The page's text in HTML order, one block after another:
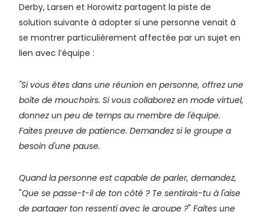
Derby, Larsen et Horowitz partagent la piste de
solution suivante à adopter si une personne venait à
se montrer particulièrement affectée par un sujet en
lien avec l’équipe :
"Si vous êtes dans une réunion en personne, offrez une
boîte de mouchoirs. Si vous collaborez en mode virtuel,
donnez un peu de temps au membre de l'équipe.
Faites preuve de patience. Demandez si le groupe a
besoin d'une pause.
Quand la personne est capable de parler, demandez,
"Que se passe-t-il de ton côté ? Te sentirais-tu à l'aise
de partager ton ressenti avec le groupe ?" Faites une